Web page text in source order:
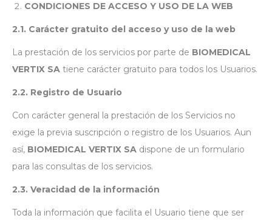
CONDICIONES DE ACCESO Y USO DE LA WEB
2.1. Carácter gratuito del acceso y uso de la web
La prestación de los servicios por parte de BIOMEDICAL
VERTIX SA tiene carácter gratuito para todos los Usuarios.
2.2. Registro de Usuario
Con carácter general la prestación de los Servicios no
exige la previa suscripción o registro de los Usuarios. Aun
así, BIOMEDICAL VERTIX SA dispone de un formulario
para las consultas de los servicios.
2.3. Veracidad de la información
Toda la información que facilita el Usuario tiene que ser